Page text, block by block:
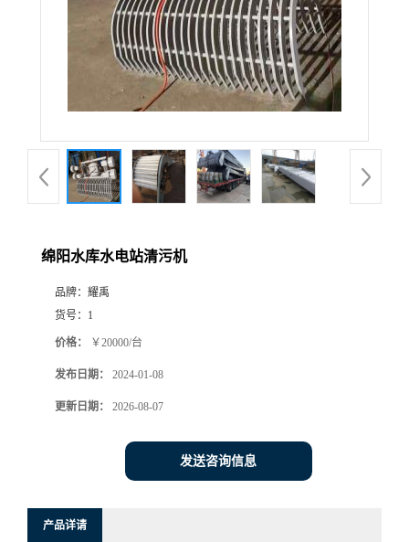
绵阳水库水电站清污机
品牌： 耀禹
货号： 1
价格： ￥20000/台
发布日期： 2024-01-08
更新日期： 2026-08-07
发送咨询信息
产品详请